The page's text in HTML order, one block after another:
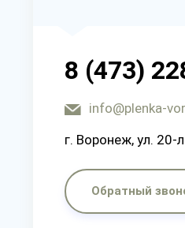
8 (473)
info@plenka-
г. Воронеж, ул. 20-
Обратный